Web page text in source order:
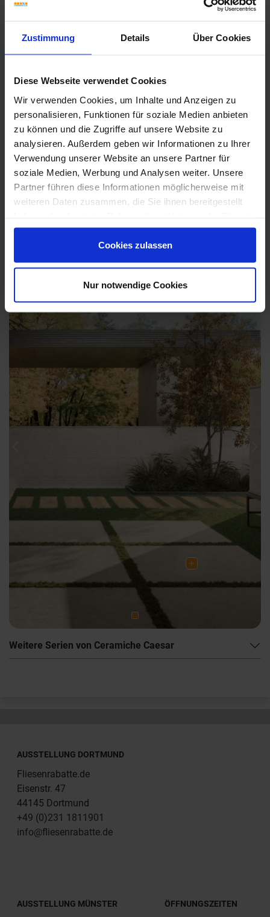
Zustimmung Details Über Cookies
Diese Webseite verwendet Cookies
Wir verwenden Cookies, um Inhalte und Anzeigen zu
personalisieren, Funktionen für soziale Medien anbieten
zu können und die Zugriffe auf unsere Website zu
analysieren. Außerdem geben wir Informationen zu Ihrer
Verwendung unserer Website an unsere Partner für
soziale Medien, Werbung und Analysen weiter. Unsere
Partner führen diese Informationen möglicherweise mit
weiteren Daten zusammen, die Sie ihnen bereitgestellt
gesammelt haben.
Cookies zulassen
Nur notwendige Cookies
Wünschen Sie eine Beratung?
Unsere Experten sind für Sie da:
Mo. - Fr. 09.00 - 18.00 Uhr
+49 (0) 231 - 18 11 901
Weitere Serien von Ceramiche Caesar
AUSSTELLUNG DORTMUND
Fliesenrabatte.de
Eisenstr. 47
44145 Dortmund
+49 (0)231 1811901
info@fliesenrabatte.de
AUSSTELLUNG MÜNSTER ÖFFNUNGSZEITEN